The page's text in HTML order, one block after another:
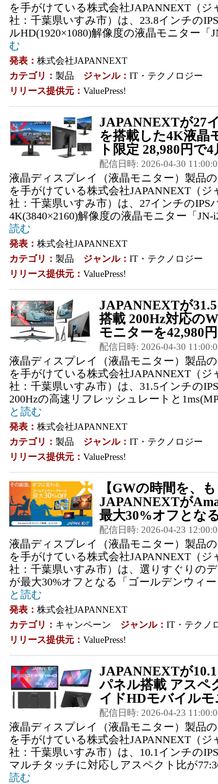
を手がけている株式会社JAPANNEXT（
社：千葉県いすみ市）は、23.8インチの
ルHD(1920×1080)解像度の液晶モニター「
む
発表： 株式会社JAPANNEXT
カテゴリ： 製品 ジャンル： IT・テクノロジー
リリース提供元： ValuePress!
JAPANNEXTが27
を搭載した4K液晶
ト限定 28,980円で
配信日時: 2026-04-30
液晶ディスプレイ（液晶モニター）製品
を手がけている株式会社JAPANNEXT（
社：千葉県いすみ市）は、27インチのIPS
4K(3840×2160)解像度の液晶モニター「JN-
読む
発表： 株式会社JAPANNEXT
カテゴリ： 製品 ジャンル： IT・テクノロジー
リリース提供元： ValuePress!
JAPANNEXTが
搭載 200Hz対応の
モニターを42,980
配信日時: 2026-04-30
液晶ディスプレイ（液晶モニター）製品
を手がけている株式会社JAPANNEXT（
社：千葉県いすみ市）は、31.5インチの
200Hzの高速リフレッシュレートと
と読む
発表： 株式会社JAPANNEXT
カテゴリ： 製品 ジャンル： IT・テクノロジー
リリース提供元： ValuePress!
【GWの時間を、
JAPANNEXTが
最大30%オフとな
配信日時: 2026-04-23
液晶ディスプレイ（液晶モニター）製品
を手がけている株式会社JAPANNEXT（
社：千葉県いすみ市）は、選りすぐりの
が最大30%オフとなる「ゴールデンウィ
と読む
発表： 株式会社JAPANNEXT
カテゴリ： キャンペーン ジャンル： IT・テクノ
リリース提供元： ValuePress!
JAPANNEXTが
パネル搭載 アスペ
イドHDモバイルモ
配信日時: 2026-04-23
液晶ディスプレイ（液晶モニター）製品
を手がけている株式会社JAPANNEXT（
社：千葉県いすみ市）は、10.1インチの
マルチタッチに対応しアスペクト比が
読む